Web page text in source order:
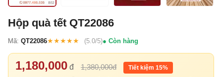
Hộp quà tết QT22086
Mã: QT22086★★★★★ (5.0/5) Còn hàng
1,180,000 đ 1,380,000đ
Tiết kiệm 15%